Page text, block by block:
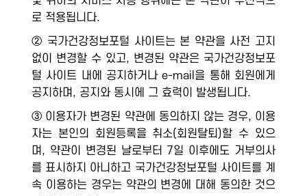
로 적용됩니다.
② 국가건강정보포털 사이트는 본 약관을 사전 고지
없이 변경할 수 있고, 변경된 약관은 국가건강정보포
털 사이트 내에 공지하거나 e-mail을 통해 회원에게
공지하며, 공지와 동시에 그 효력이 발생됩니다.
③ 이용자가 변경된 약관에 동의하지 않는 경우, 이용
자는 본인의 회원등록을 취소(회원탈퇴)할 수 있으
며, 약관이 변경된 날로부터 7일 이후에도 거부의사
를 표시하지 아니하고 국가건강정보포털 사이트를 계
속 이용하는 경우는 약관의 변경에 대해 동의한 것으